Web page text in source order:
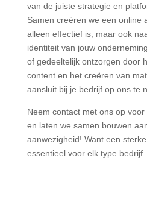
van de juiste strategie en
Samen creëren we een online
alleen effectief is, maar ook
identiteit van jouw
of gedeeltelijk ontzorgen door
content en het creëren van
aansluit bij je bedrijf op ons te
Neem contact met ons op
en laten we samen bouwen
aanwezigheid! Want een
essentieel voor elk type bedrijf.